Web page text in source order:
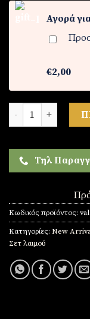
Αγορά
€2,00
Γυναικείο σετ
Τηλ
Κωδικός προϊόντος:
Κατηγορίες: New
Σετ λαιμού